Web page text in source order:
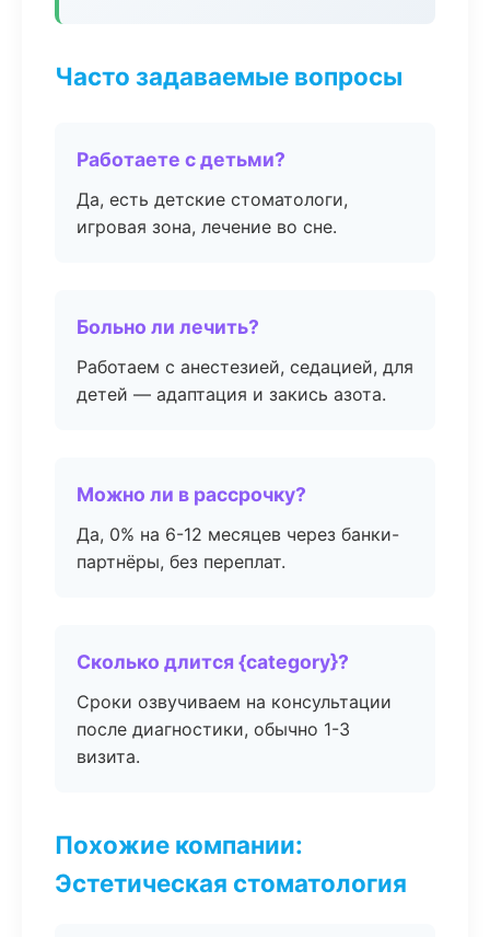
Часто задаваемые вопросы
Работаете с детьми?
Да, есть детские стоматологи,
игровая зона, лечение во сне.
Больно ли лечить?
Работаем с анестезией, седацией, для
детей — адаптация и закись азота.
Можно ли в рассрочку?
Да, 0% на 6-12 месяцев через банки-
партнёры, без переплат.
Сколько длится {category}?
Сроки озвучиваем на консультации
после диагностики, обычно 1-3
визита.
Похожие компании:
Эстетическая стоматология